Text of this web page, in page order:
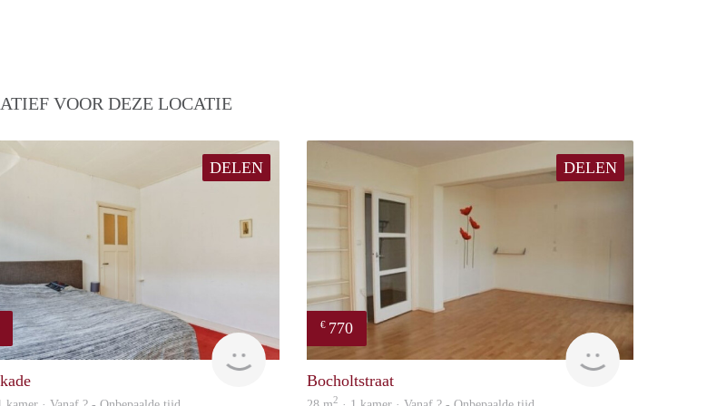
VOOR DEZE LOCATIE
DELEN
Woning
DELEN
€ 770
finder
Bocholtstraat
2